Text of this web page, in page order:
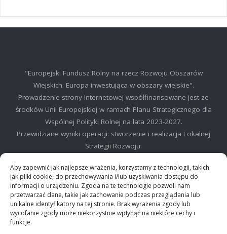
Aby zapewnić jak najlepsze wrażenia, korzystamy z technologii, takich
jak pliki cookie, do przechowywania i/lub uzyskiwania dostępu do
informacji o urządzeniu. Zgoda na te technologie pozwoli nam
przetwarzać dane, takie jak zachowanie podczas przeglądania lub
unikalne identyfikatory na tej stronie. Brak wyrażenia zgody lub
wycofanie zgody może niekorzystnie wpłynąć na niektóre cechy i
funkcje.
"Europejski Fundusz Rolny na rzecz Rozwoju Obszarów
Wiejskich: Europa inwestująca w obszary wiejskie".
Prowadzenie strony internetowej współfinansowane jest ze
środków Unii Europejskiej w ramach Planu Strategicznego dla
Wspólnej Polityki Rolnej na lata 2023-2027.
Przewidziane wyniki operacji: stworzenie i realizacja Lokalnej
Strategii Rozwoju.
©2024 Stowarzyszenie Lokalna Grupa działania "Między Dalinem i